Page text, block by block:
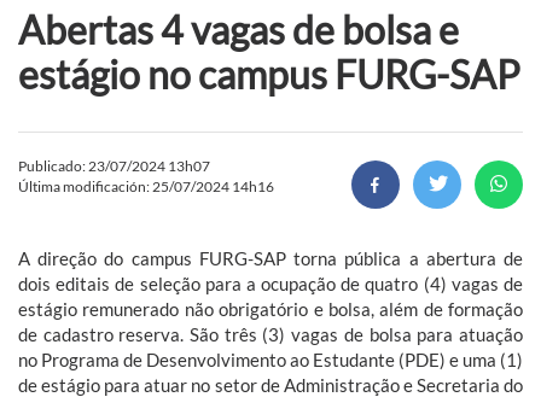
Abertas 4 vagas de bolsa e
estágio no campus FURG-SAP
Publicado: 23/07/2024 13h07
Última modificación: 25/07/2024 14h16
A direção do campus FURG-SAP torna pública a abertura de
dois editais de seleção para a ocupação de quatro (4) vagas de
estágio remunerado não obrigatório e bolsa, além de formação
de cadastro reserva. São três (3) vagas de bolsa para atuação
no Programa de Desenvolvimento ao Estudante (PDE) e uma (1)
de estágio para atuar no setor de Administração e Secretaria do